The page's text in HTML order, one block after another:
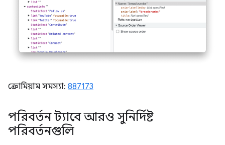
ক্রোমিয়াম সমস্যা: 887173
পরিবর্তন ট্যাবে আরও সুনির্দিষ্ট
পরিবর্তনগুলি